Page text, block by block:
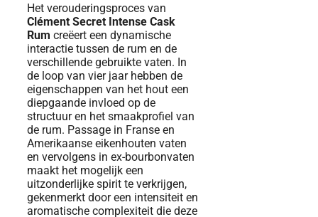
Het verouderingsproces van
Clément Secret Intense Cask
Rum creëert een dynamische
interactie tussen de rum en de
verschillende gebruikte vaten. In
de loop van vier jaar hebben de
eigenschappen van het hout een
diepgaande invloed op de
structuur en het smaakprofiel van
de rum. Passage in Franse en
Amerikaanse eikenhouten vaten
en vervolgens in ex-bourbonvaten
maakt het mogelijk een
uitzonderlijke spirit te verkrijgen,
gekenmerkt door een intensiteit en
aromatische complexiteit die deze